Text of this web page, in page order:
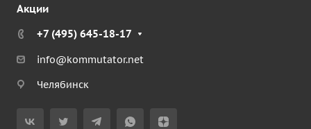
Акции
+7 (495) 645-18-17
info@kommutator.net
Челябинск